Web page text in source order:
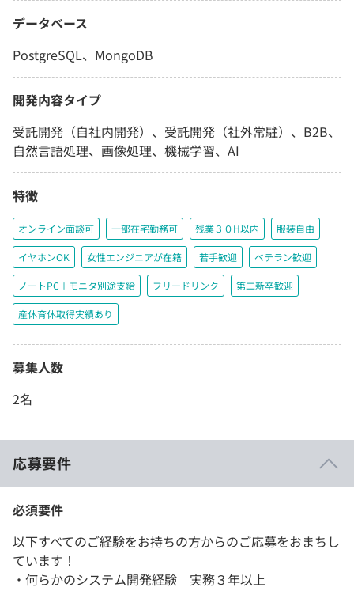
データベース
PostgreSQL、MongoDB
開発内容タイプ
受託開発（自社内開発）、受託開発（社外常駐）、B2B、
自然言語処理、画像処理、機械学習、AI
特徴
オンライン面談可 一部在宅勤務可 残業３０H以内 服装自由
イヤホンOK 女性エンジニアが在籍 若手歓迎 ベテラン歓迎
ノートPC＋モニタ別途支給 フリードリンク 第二新卒歓迎
産休育休取得実績あり
募集人数
2名
応募要件
必須要件
以下すべてのご経験をお持ちの方からのご応募をおまちし
ています！
・何らかのシステム開発経験 実務３年以上